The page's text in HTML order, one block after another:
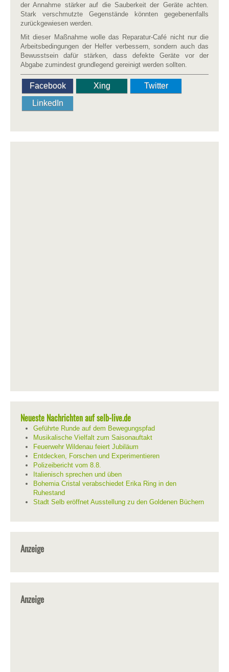
der Annahme stärker auf die Sauberkeit der Geräte achten.
Stark verschmutzte Gegenstände könnten gegebenenfalls
zurückgewiesen werden.
Mit dieser Maßnahme wolle das Reparatur-Café nicht nur die
Arbeitsbedingungen der Helfer verbessern, sondern auch das
Bewusstsein dafür stärken, dass defekte Geräte vor der
Abgabe zumindest grundlegend gereinigt werden sollten.
Facebook Xing
Twitter
LinkedIn
Neueste Nachrichten auf selb-live.de
Geführte Runde auf dem Bewegungspfad
Musikalische Vielfalt zum Saisonauftakt
Feuerwehr Wildenau feiert Jubiläum
Entdecken, Forschen und Experimentieren
Polizeibericht vom 8.8.
Italienisch sprechen und üben
Bohemia Cristal verabschiedet Erika Ring in den
Ruhestand
Stadt Selb eröffnet Ausstellung zu den Goldenen Büchern
Anzeige
Anzeige